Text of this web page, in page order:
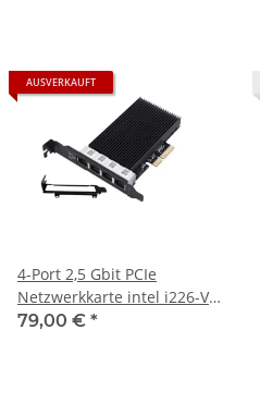
AUSVERKAUFT
4-Port 2,5 Gbit PCIe
Netzwerkkarte intel i226-V
2.5G LAN Ethernet Interface
79,00 € *